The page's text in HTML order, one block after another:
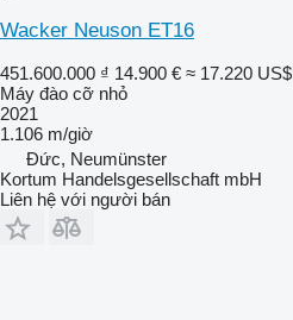
Wacker Neuson ET16
451.600.000 ₫ 14.900 € ≈ 17.220 US$
Máy đào cỡ nhỏ
2021
1.106 m/giờ
Đức, Neumünster
Kortum Handelsgesellschaft mbH
Liên hệ với người bán